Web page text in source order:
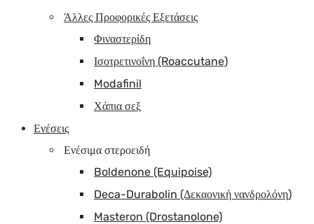
Άλλες Προφορικές Εξετάσεις
Φιναστερίδη
Ισοτρετινοΐνη (Roaccutane)
Modafinil
Χάπια σεξ
Ενέσεις
Ενέσιμα στεροειδή
Boldenone (Equipoise)
Deca-Durabolin (Δεκαονική νανδρολόνη)
Masteron (Drostanolone)